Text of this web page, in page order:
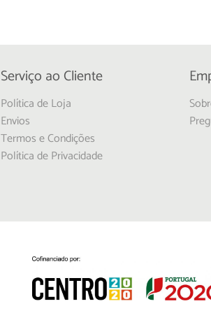
Serviço ao Cliente
Política de Loja
Envios
Termos e Condições
Política de Privacidade